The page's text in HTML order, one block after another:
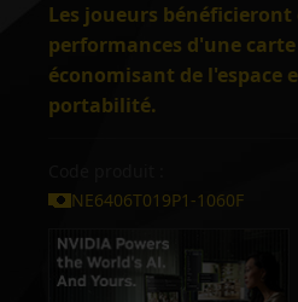
Les joueurs bénéficieront
performances d'une
économisant de l'espace
portabilité.
NE6406T019P1-1060F